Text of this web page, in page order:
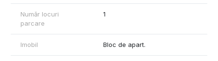
Număr locuri
parcare
1
Imobil Bloc de apart.